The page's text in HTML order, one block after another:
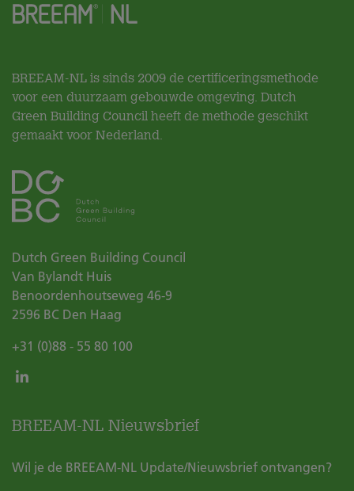
BREEAM-NL is sinds 2009 de certificeringsmethode
voor een duurzaam gebouwde omgeving. Dutch
Green Building Council heeft de methode geschikt
gemaakt voor Nederland.
Dutch Green Building Council
Van Bylandt Huis
Benoordenhoutseweg 46-9
2596 BC Den Haag
+31 (0)88 - 55 80 100
BREEAM-NL Nieuwsbrief
Wil je de BREEAM-NL Update/Nieuwsbrief ontvangen?